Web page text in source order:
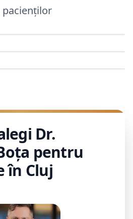
pacienților
Dr.
pentru
în Cluj